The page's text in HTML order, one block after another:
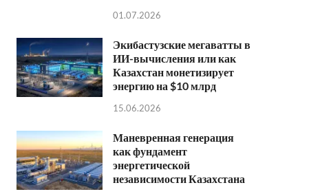
01.07.2026
Экибастузские мегаватты в
ИИ-вычисления или как
Казахстан монетизирует
энергию на $10 млрд
15.06.2026
Маневренная генерация
как фундамент
энергетической
независимости Казахстана